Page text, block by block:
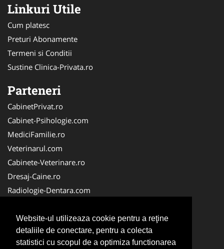
Website-ul utilizeaza cookie pentru a reţine
detaliile de conectare, pentru a colecta
statistici cu scopul de a optimiza functionarea
Linkuri Utile
Cum platesc
Preturi Abonamente
Termeni si Conditii
Sustine Clinica-Privata.ro
Parteneri
CabinetPrivat.ro
Cabinet-Psihologie.com
MediciFamilie.ro
Veterinarul.com
Cabinete-Veterinare.ro
Dresaj-Caine.ro
Radiologie-Dentara.com
Cabinet-Individual.ro
Medic-Bun.com
Oftalmologul.ro